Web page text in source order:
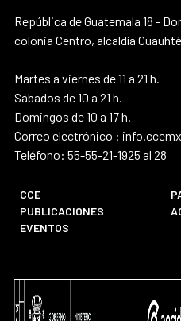
República de Guatemala 18 -
colonia Centro, alcaldía
Martes a viernes de 11 a 21 h.
Sábados de 10 a 21 h.
Domingos de 10 a 17 h.
Correo electrónico :
Teléfono: 55-55-21-1925 al 28
CCE
PUBLICACIONES
EVENTOS